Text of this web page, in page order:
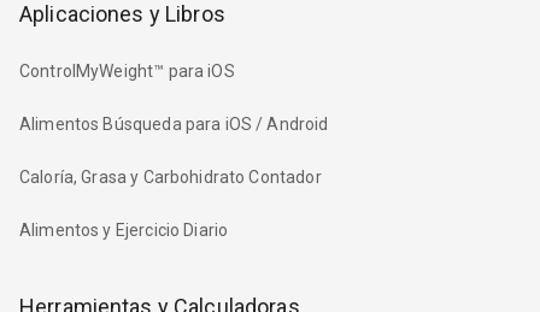
Aplicaciones y Libros
ControlMyWeight™ para iOS
Alimentos Búsqueda para iOS / Android
Caloría, Grasa y Carbohidrato Contador
Alimentos y Ejercicio Diario
Herramientas y Calculadoras